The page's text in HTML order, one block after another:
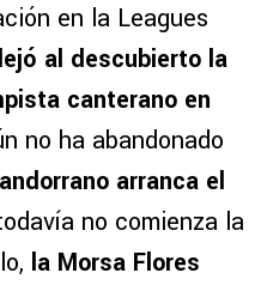
en la Leagues
al descubierto la
canterano en
no ha abandonado
arranca el
no comienza la
la Morsa Flores